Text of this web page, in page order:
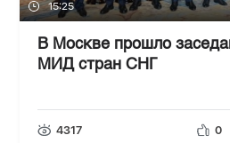
15:25
В Москве прошло
МИД стран СНГ
4317 0